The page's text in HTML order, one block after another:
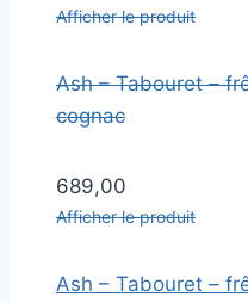
Afficher le produit
Ash – Tabouret –
cognac
689,00
Afficher le produit
Ash – Tabouret –